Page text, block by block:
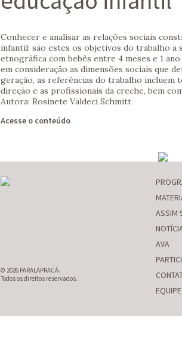
Conhecer e analisar as relações sociais
infantil: são estes os objetivos do trabalho a
etnográfica com bebês entre 4 meses e 1
em consideração as dimensões sociais que
geração, as referências do trabalho incluem
direção e as profissionais da creche, bem
Autora: Rosinete Valdeci Schmitt
Acesse o conteúdo
© 2026 PARALAPRACÁ.
Todos os direitos reservados.
ASSIM
AVA
EQUIPE